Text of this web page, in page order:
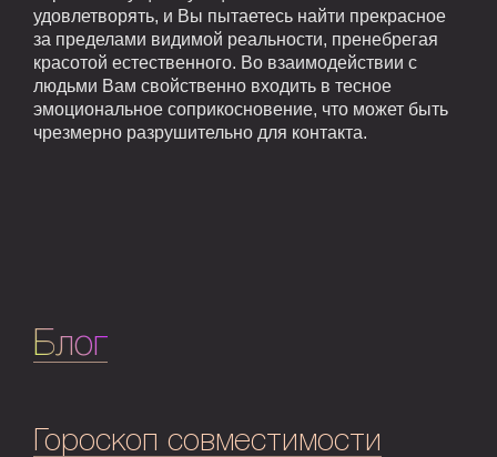
удовлетворять, и Вы пытаетесь найти прекрасное
за пределами видимой реальности, пренебрегая
красотой естественного. Во взаимодействии с
людьми Вам свойственно входить в тесное
эмоциональное соприкосновение, что может быть
чрезмерно разрушительно для контакта.
Блог
Гороскоп совместимости